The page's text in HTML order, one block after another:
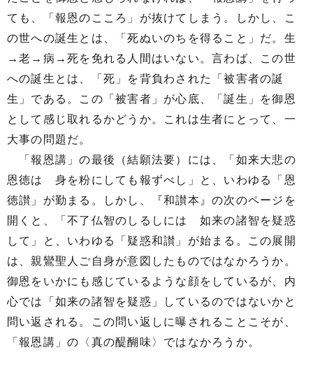
ても、「報恩のこころ」が抜けてしまう。しかし、こ
の世への誕生とは、「死ぬいのちを得ること」だ。生
→老→病→死を免れる人間はいない。言わば、この世
への誕生とは、「死」を背負わされた「被害者の誕
生」である。この「被害者」が心底、「誕生」を御恩
として感じ取れるかどうか。これは生者にとって、一
大事の問題だ。
「報恩講」の最後（結願法要）には、「如来大悲の
恩徳は 身を粉にしても報ずべし」と、いわゆる「恩
徳讃」が勤まる。しかし、『和讃本』の次のページを
開くと、「不了仏智のしるしには 如来の諸智を疑惑
して」と、いわゆる「疑惑和讃」が始まる。この展開
は、親鸞聖人ご自身が意図したものではなかろうか。
御恩をいかにも感じているような顔をしているが、内
心では「如来の諸智を疑惑」しているのではないかと
問い返される。この問い返しに曝されることこそが、
「報恩講」の〈真の醍醐味〉ではなかろうか。